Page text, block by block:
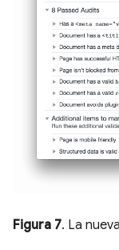
Figura 7. La